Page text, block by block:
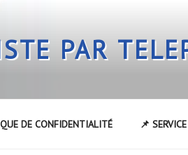
PAR
DE CONFIDENTIALITÉ 📌